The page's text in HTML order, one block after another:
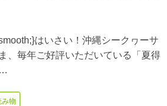
はいさい！沖縄シークヮーサ
、毎年ご好評いただいている「夏得
み物